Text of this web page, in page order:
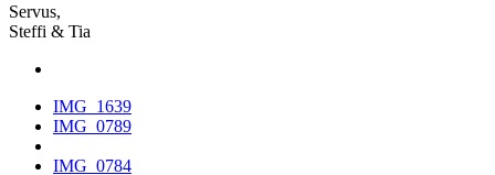
Servus,
Steffi & Tia
IMG_1639
IMG_0789
IMG_0784